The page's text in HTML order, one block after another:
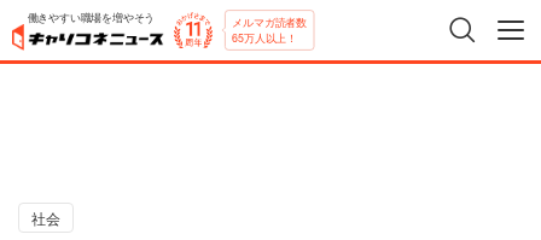
働きやすい職場を増やそう メルマガ読者数
65万人以上！
社会